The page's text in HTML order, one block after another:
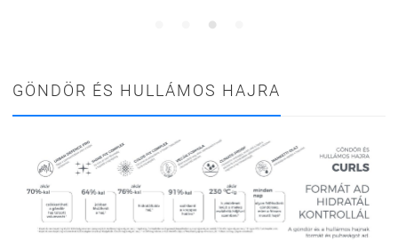
GÖNDÖR ÉS HULLÁMOS HAJRA